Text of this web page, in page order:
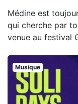
Médine est
qui cherche par
venue au festival
Musique